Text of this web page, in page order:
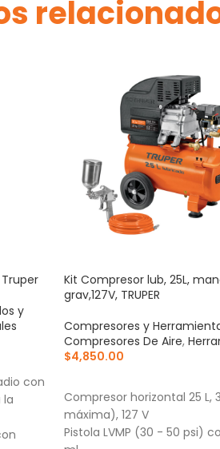
y
con
la
Kit Compresor lub, 25L,
grav,127V, TRUPER
Compresores y
Compresores De Aire,
$4,850.00
Compresor horizontal 25 L,
máxima), 127 V
Pistola LVMP (30 - 50 psi)